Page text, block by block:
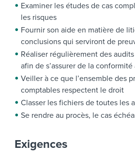
Examiner les études de cas
les risques
Fournir son aide en matière de
conclusions qui serviront de
Réaliser régulièrement des
afin de s’assurer de la
Veiller à ce que l’ensemble des
comptables respectent le droit
Classer les fichiers de toutes les
Se rendre au procès, le cas
Exigences